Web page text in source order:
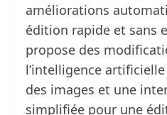
améliorations
édition rapide et sans
propose des
l’intelligence
des images et une
simplifiée pour une